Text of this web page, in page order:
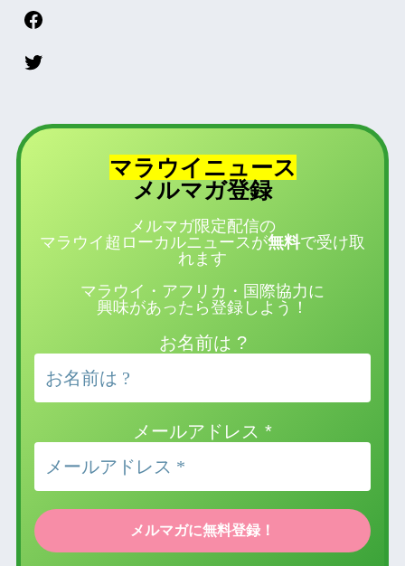
マラウイニュース
メルマガ登録
メルマガ限定配信の
マラウイ超ローカルニュースが無料で受け取
れます
マラウイ・アフリカ・国際協力に
興味があったら登録しよう！
お名前は ?
メールアドレス *